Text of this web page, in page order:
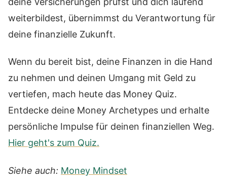
weiterbildest, übernimmst du Verantwortung für
deine finanzielle Zukunft.
Wenn du bereit bist, deine Finanzen in die Hand
zu nehmen und deinen Umgang mit Geld zu
vertiefen, mach heute das Money Quiz.
Entdecke deine Money Archetypes und erhalte
persönliche Impulse für deinen finanziellen Weg.
Hier geht's zum Quiz.
Siehe auch: Money Mindset